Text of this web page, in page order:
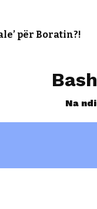
për Boratin?!
Na